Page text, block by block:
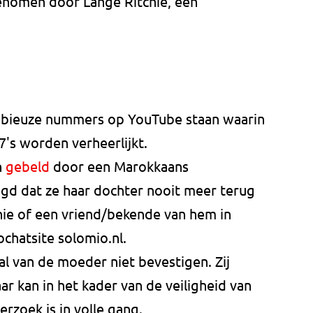
nummers op YouTube staan waarin
worden verheerlijkt.
gebeld door een Marokkaans
dat ze haar dochter nooit meer terug
of een vriend/bekende van hem in
solomio.nl.
van de moeder niet bevestigen. Zij
kan in het kader van de veiligheid van
is in volle gang.